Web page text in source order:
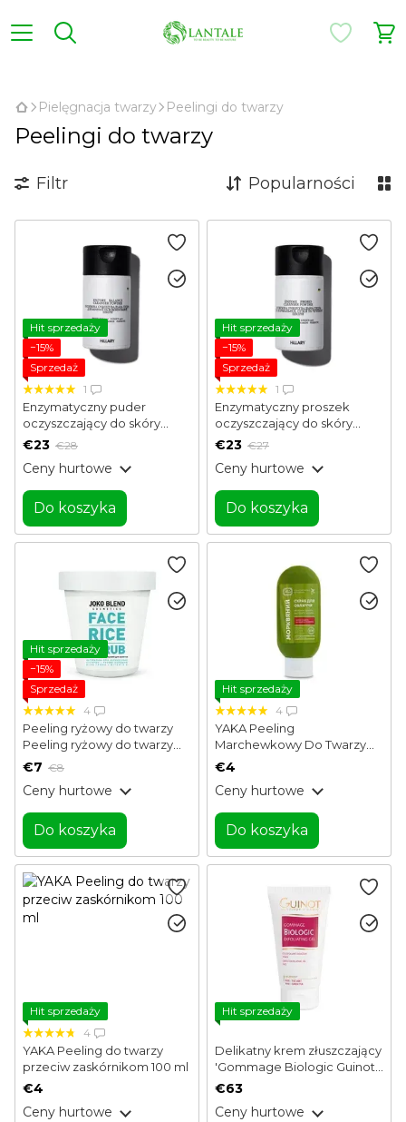
Pielęgnacja twarzy Peelingi do twarzy
Peelingi do twarzy
Filtr Popularności
Hit sprzedaży
−15%
Sprzedaż
1
Enzymatyczny puder
oczyszczający do skóry
tłustej i mieszanej
oczyszczający Balance
Hillary 40 g
€23 €28
Ceny hurtowe
Do koszyka
Hit sprzedaży
−15%
Sprzedaż
1
Enzymatyczny proszek
oczyszczający do skóry
normalnej, suchej i wrażliwej
Powder Hillary 40 g
€23 €27
Ceny hurtowe
Do koszyka
Hit sprzedaży
−15%
Sprzedaż
4
Peeling ryżowy do twarzy
Peeling ryżowy do twarzy
Joko Blend 100 g
€7 €8
Ceny hurtowe
Do koszyka
Hit sprzedaży
4
YAKA Peeling
Marchewkowy Do Twarzy
100 ml
€4
Ceny hurtowe
Do koszyka
Hit sprzedaży
4
YAKA Peeling do twarzy
przeciw zaskórnikom 100 ml
€4
Ceny hurtowe
Hit sprzedaży
Delikatny krem ​​złuszczający
'Gommage Biologic Guinot
50 ml
€63
Ceny hurtowe